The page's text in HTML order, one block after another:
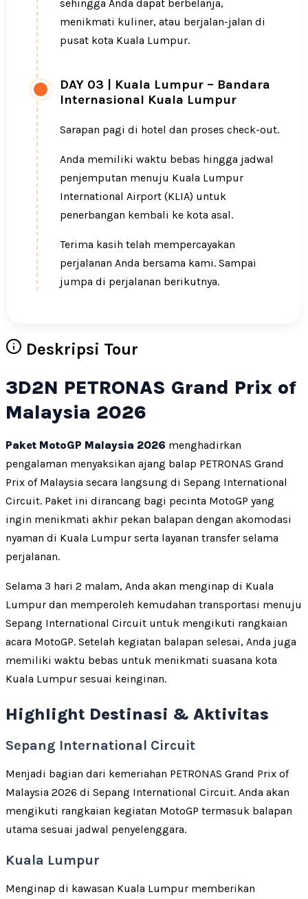
sehingga Anda dapat berbelanja,
menikmati kuliner, atau berjalan-jalan di
pusat kota Kuala Lumpur.
DAY 03
Kuala Lumpur – Bandara
Internasional Kuala Lumpur
Sarapan pagi di hotel dan proses check-out.
Anda memiliki waktu bebas hingga jadwal
penjemputan menuju Kuala Lumpur
International Airport (KLIA) untuk
penerbangan kembali ke kota asal.
Terima kasih telah mempercayakan
perjalanan Anda bersama kami. Sampai
jumpa di perjalanan berikutnya.
Deskripsi Tour
3D2N PETRONAS Grand Prix of
Malaysia 2026
Paket MotoGP Malaysia 2026 menghadirkan
pengalaman menyaksikan ajang balap PETRONAS Grand
Prix of Malaysia secara langsung di Sepang International
Circuit. Paket ini dirancang bagi pecinta MotoGP yang
ingin menikmati akhir pekan balapan dengan akomodasi
nyaman di Kuala Lumpur serta layanan transfer selama
perjalanan.
Selama 3 hari 2 malam, Anda akan menginap di Kuala
Lumpur dan memperoleh kemudahan transportasi menuju
Sepang International Circuit untuk mengikuti rangkaian
acara MotoGP. Setelah kegiatan balapan selesai, Anda juga
memiliki waktu bebas untuk menikmati suasana kota
Kuala Lumpur sesuai keinginan.
Highlight Destinasi & Aktivitas
Sepang International Circuit
Menjadi bagian dari kemeriahan PETRONAS Grand Prix of
Malaysia 2026 di Sepang International Circuit. Anda akan
mengikuti rangkaian kegiatan MotoGP termasuk balapan
utama sesuai jadwal penyelenggara.
Kuala Lumpur
Menginap di kawasan Kuala Lumpur memberikan